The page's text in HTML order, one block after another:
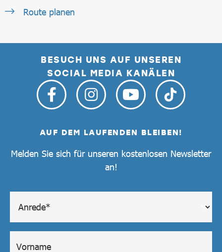
Route planen
BESUCH UNS AUF UNSEREN
SOCIAL MEDIA KANÄLEN
AUF DEM LAUFENDEN BLEIBEN!
Melden Sie sich für unseren kostenlosen Newsletter
an!